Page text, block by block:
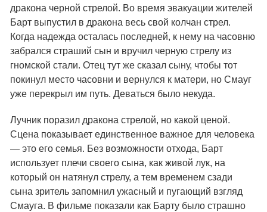
дракона черной стрелой. Во время эвакуации жителей
Барт выпустил в дракона весь свой колчан стрел.
Когда надежда осталась последней, к нему на часовню
забрался страший сын и вручил черную стрелу из
гномской стали. Отец тут же сказал сыну, чтобы тот
покинул место часовни и вернулся к матери, но Смауг
уже перекрыл им путь. Деваться было некуда.
Лучник поразил дракона стрелой, но какой ценой.
Сцена показывает единственное важное для человека
— это его семья. Без возможности отхода, Барт
использует плечи своего сына, как живой лук, на
который он натянул стрелу, а тем временем сзади
сына зритель запомнил ужасный и пугающий взгляд
Смауга. В фильме показали как Барту было страшно